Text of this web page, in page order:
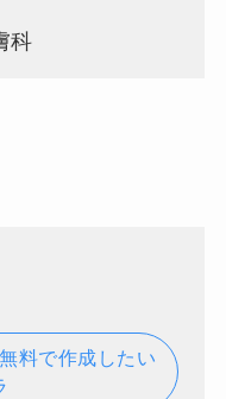
科
料で作成したい